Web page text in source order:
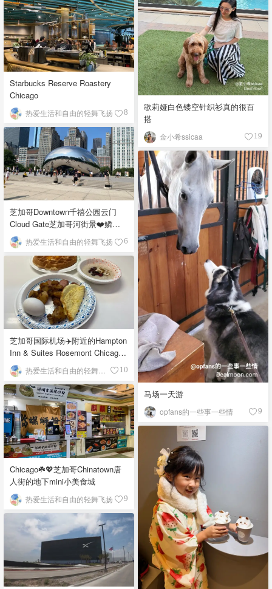
歌莉娅白色镂空针织衫真的很百
搭
金小希ssicaa 19
Starbucks Reserve Roastery
Chicago
热爱生活和自由的轻舞飞扬 8
芝加哥Downtown千禧公园云门
Cloud Gate芝加哥河街景❤️鳞次
栉比的高楼
热爱生活和自由的轻舞飞扬 6
马场一天游
opfans的一些事一些情 9
芝加哥国际机场✈️附近的Hampton
Inn & Suites Rosemont Chicago
O'Hare自助早餐
10
Chicago☘️💖芝加哥Chinatown唐
人街的地下mini小美食城
热爱生活和自由的轻舞飞扬 9